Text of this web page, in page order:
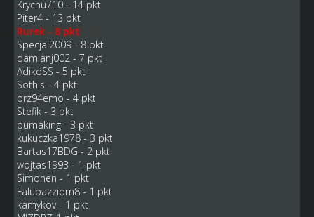
Krychu710 - 14 pkt
Piter4 - 13 pkt
Rurek - 8 pkt
Specjal2009 - 8 pkt
damianj002 - 7 pkt
AdikoSS - 5 pkt
Sothis - 4 pkt
prz94emo - 4 pkt
Stefik - 3 pkt
pumaking - 3 pkt
kukuczka1978 - 3 pkt
Bartas17BDG - 2 pkt
wojtas1993 - 1 pkt
Simonen - 1 pkt
Falubazziom8 - 1 pkt
kamykov - 1 pkt